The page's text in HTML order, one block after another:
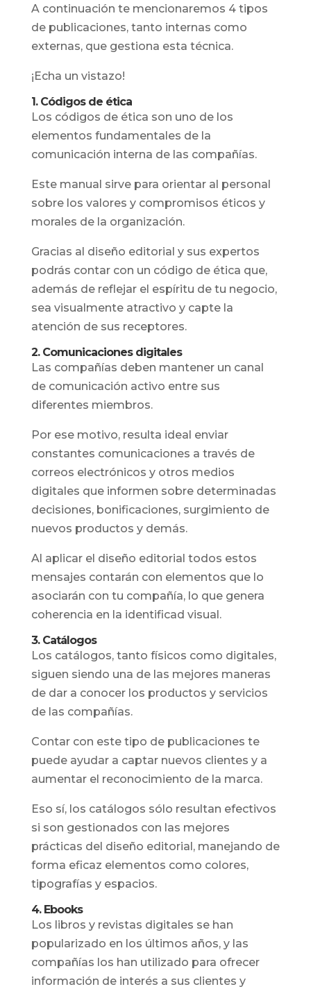
A continuación te mencionaremos 4 tipos
de publicaciones, tanto internas como
externas, que gestiona esta técnica.
¡Echa un vistazo!
1. Códigos de ética
Los códigos de ética son uno de los
elementos fundamentales de la
comunicación interna de las compañías.
Este manual sirve para orientar al personal
sobre los valores y compromisos éticos y
morales de la organización.
Gracias al diseño editorial y sus expertos
podrás contar con un código de ética que,
además de reflejar el espíritu de tu negocio,
sea visualmente atractivo y capte la
atención de sus receptores.
2. Comunicaciones digitales
Las compañías deben mantener un canal
de comunicación activo entre sus
diferentes miembros.
Por ese motivo, resulta ideal enviar
constantes comunicaciones a través de
correos electrónicos y otros medios
digitales que informen sobre determinadas
decisiones, bonificaciones, surgimiento de
nuevos productos y demás.
Al aplicar el diseño editorial todos estos
mensajes contarán con elementos que lo
asociarán con tu compañía, lo que genera
coherencia en la identificad visual.
3. Catálogos
Los catálogos, tanto físicos como digitales,
siguen siendo una de las mejores maneras
de dar a conocer los productos y servicios
de las compañías.
Contar con este tipo de publicaciones te
puede ayudar a captar nuevos clientes y a
aumentar el reconocimiento de la marca.
Eso sí, los catálogos sólo resultan efectivos
si son gestionados con las mejores
prácticas del diseño editorial, manejando de
forma eficaz elementos como colores,
tipografías y espacios.
4. Ebooks
Los libros y revistas digitales se han
popularizado en los últimos años, y las
compañías los han utilizado para ofrecer
información de interés a sus clientes y